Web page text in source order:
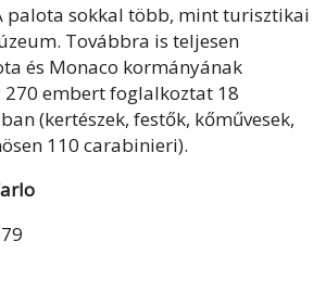
palota sokkal több, mint turisztikai
Továbbra is teljesen
és Monaco kormányának
270 embert foglalkoztat 18
(kertészek, festők, kőművesek,
110 carabinieri).